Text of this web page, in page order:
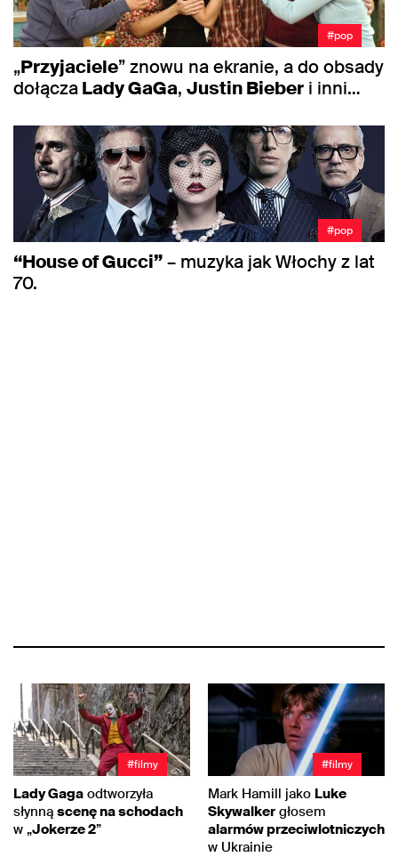
#pop
„Przyjaciele” znowu na ekranie, a do obsady
dołączaLady GaGa, Justin Bieber i inni…
#pop
“House of Gucci”– muzyka jak Włochy z lat
70.
#filmy
Lady Gaga odtworzyła
słynną scenę na schodach
w „Jokerze 2”
#filmy
Mark Hamill jako Luke
Skywalker głosem
alarmów przeciwlotniczych
w Ukrainie